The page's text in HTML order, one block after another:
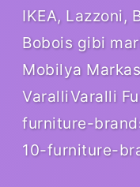
IKEA, Lazzoni,
Bobois gibi
Mobilya
VaralliVaralli
furniture-
10-furniture-